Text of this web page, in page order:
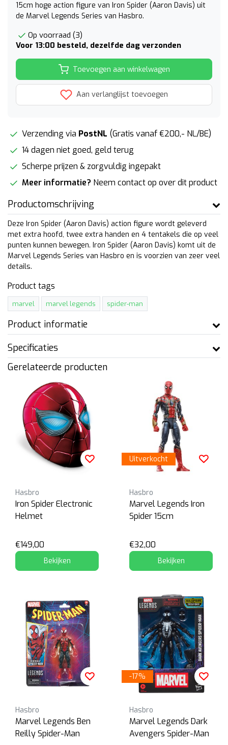
15cm hoge action figure van Iron Spider (Aaron Davis) uit
de Marvel Legends Series van Hasbro.
Op voorraad (3)
Voor 13:00 besteld, dezelfde dag verzonden
Toevoegen aan winkelwagen
Aan verlanglijst toevoegen
Verzending via PostNL (Gratis vanaf €200,- NL/BE)
14 dagen niet goed, geld terug
Scherpe prijzen & zorgvuldig ingepakt
Meer informatie? Neem contact op over dit product
Productomschrijving
Deze Iron Spider (Aaron Davis) action figure wordt geleverd
met extra hoofd, twee extra handen en 4 tentakels die op veel
punten kunnen bewegen. Iron Spider (Aaron Davis) komt uit de
Marvel Legends Series van Hasbro en is voorzien van zeer veel
details.
Product tags
marvel marvel legends spider-man
Product informatie
Specificaties
Gerelateerde producten
Hasbro
Iron Spider Electronic
Helmet
€149,00
Bekijken
Uitverkocht
Hasbro
Marvel Legends Iron
Spider 15cm
€32,00
Bekijken
Hasbro
Marvel Legends Ben
Reilly Spider-Man
-17%
Hasbro
Marvel Legends Dark
Avengers Spider-Man